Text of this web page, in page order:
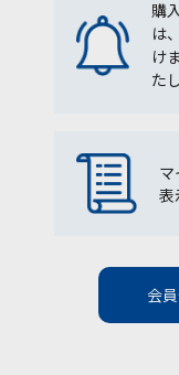
購
は
け
た
マ
表
会